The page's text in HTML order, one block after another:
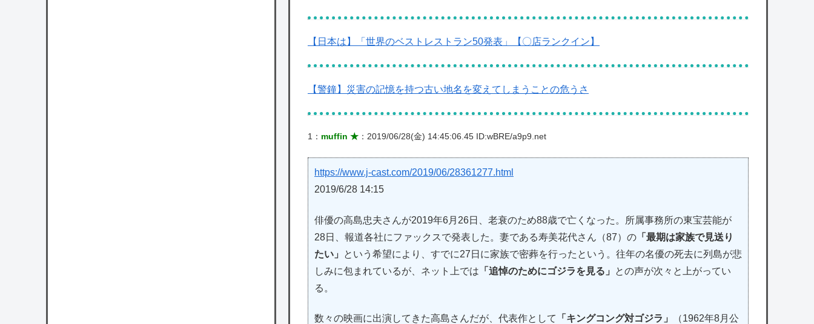
【日本は】「世界のベストレストラン50発表」【〇店ランクイン】
【警鐘】災害の記憶を持つ古い地名を変えてしまうことの危うさ
1： muffin ★ ：2019/06/28(金) 14:45:06.45 ID:wBRE/a9p9.net
https://www.j-cast.com/2019/06/28361277.html
2019/6/28 14:15
俳優の高島忠夫さんが2019年6月26日、老衰のため88歳で亡くなった。所属事務所の東宝芸能が
28日、報道各社にファックスで発表した。妻である寿美花代さん（87）の 「最期は家族で見送り
たい」
という希望により、すでに27日に家族で密葬を行ったという。往年の名優の死去に列島が悲
しみに包まれているが、ネット上では 「追悼のためにゴジラを見る」
との声が次々と上がってい
る。
数々の映画に出演してきた高島さんだが、代表作として 「キングコング対ゴジラ」
（1962年8月公